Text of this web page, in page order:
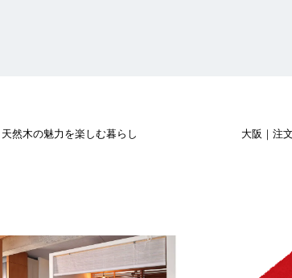
然木の魅力を楽しむ暮らし 大阪｜注